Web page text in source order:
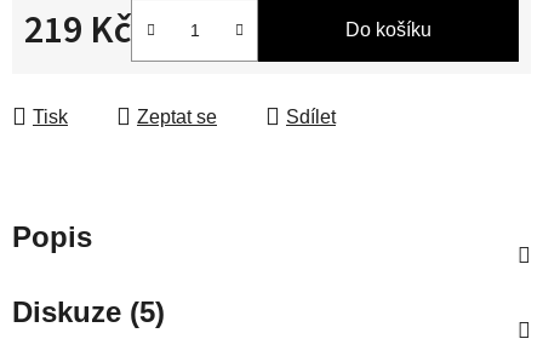
219 Kč Do košíku
Tisk Zeptat se Sdílet
Popis
Diskuze (5)